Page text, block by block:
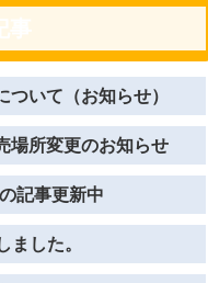
いて（お知らせ）
所変更のお知らせ
記事更新中
ました。